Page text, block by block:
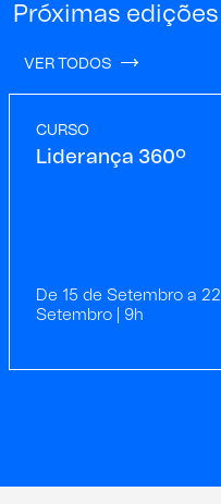
Próximas
VER TODOS
CURSO
Liderança 360º
De 15 de Setembro a
Setembro | 9h